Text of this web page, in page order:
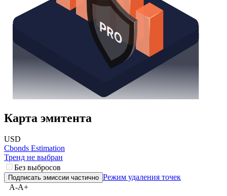
Карта эмитента
USD
Cbonds Estimation
Тренд не выбран
Без выбросов
Режим удаления точек